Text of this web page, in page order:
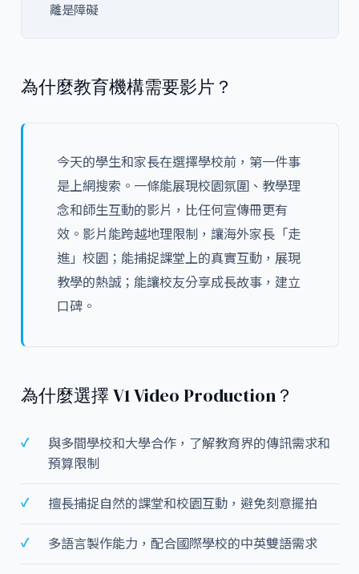
離是障礙
為什麼教育機構需要影片？
今天的學生和家長在選擇學校前，第一件事
是上網搜索。一條能展現校園氛圍、教學理
念和師生互動的影片，比任何宣傳冊更有
效。影片能跨越地理限制，讓海外家長「走
進」校園；能捕捉課堂上的真實互動，展現
教學的熱誠；能讓校友分享成長故事，建立
口碑。
為什麼選擇 V1 Video Production？
與多間學校和大學合作，了解教育界的傳訊需求和
預算限制
擅長捕捉自然的課堂和校園互動，避免刻意擺拍
多語言製作能力，配合國際學校的中英雙語需求